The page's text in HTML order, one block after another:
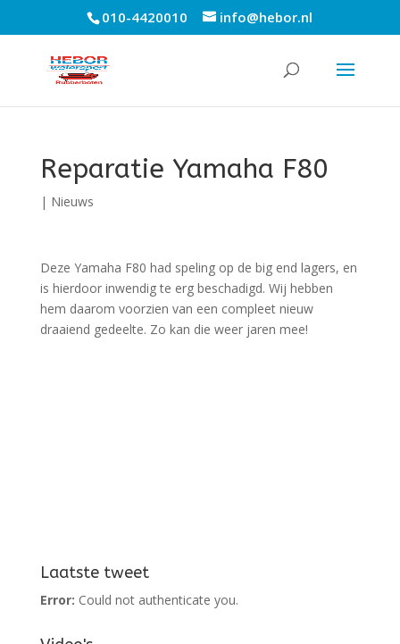
010-4420010 info@hebor.nl
Reparatie Yamaha F80
| Nieuws
Deze Yamaha F80 had speling op de big end lagers, en
is hierdoor inwendig te erg beschadigd. Wij hebben
hem daarom voorzien van een compleet nieuw
draaiend gedeelte. Zo kan die weer jaren mee!
Laatste tweet
Error: Could not authenticate you.